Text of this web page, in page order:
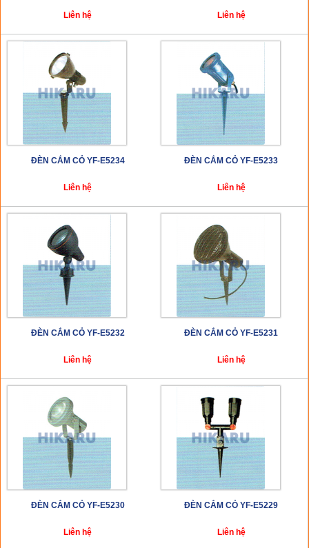
Liên hệ Liên hệ
ĐÈN CẮM CỎ YF-E5234
Liên hệ
ĐÈN CẮM CỎ YF-E5233
Liên hệ
ĐÈN CẮM CỎ YF-E5232
Liên hệ
ĐÈN CẮM CỎ YF-E5231
Liên hệ
ĐÈN CẮM CỎ YF-E5230
Liên hệ
ĐÈN CẮM CỎ YF-E5229
Liên hệ